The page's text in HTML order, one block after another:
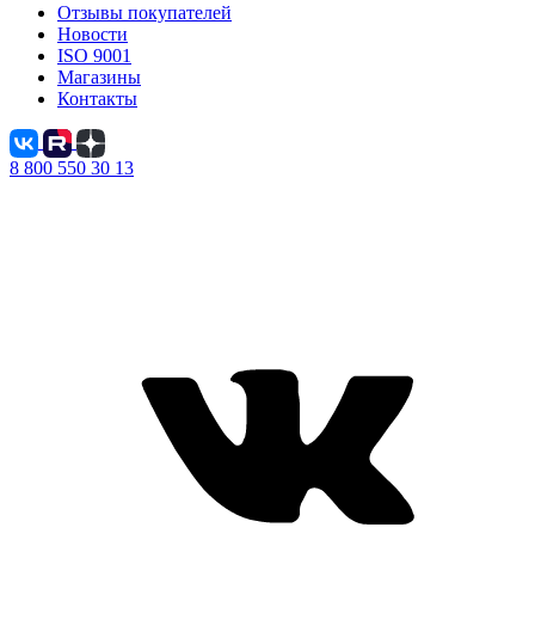
Отзывы покупателей
Новости
ISO 9001
Магазины
Контакты
8 800 550 30 13